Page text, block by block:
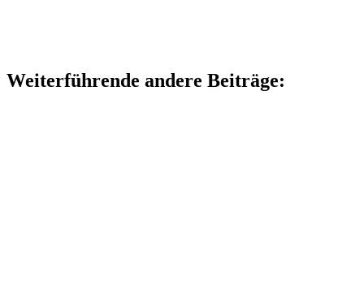
Weiterführende andere Beiträge: